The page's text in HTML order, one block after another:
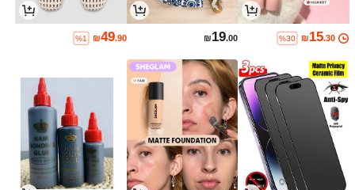
₪15.30
%30
₪19.00
₪49.90
%1